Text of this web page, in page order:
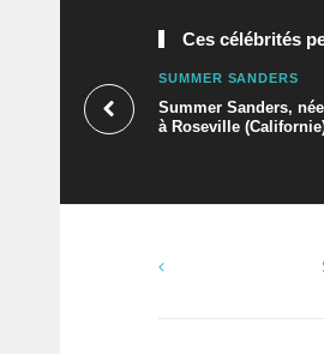
Ces célébrités
SUMMER SANDERS
Summer Sanders,
à Roseville